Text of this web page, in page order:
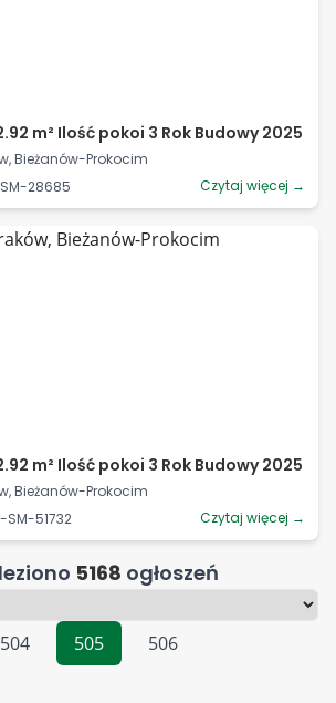
m² Ilość pokoi 3 Rok Budowy 2025
Bieżanów-Prokocim
28685
Czytaj więcej →
m² Ilość pokoi 3 Rok Budowy 2025
Bieżanów-Prokocim
51732
Czytaj więcej →
5168 ogłoszeń
504
505 506